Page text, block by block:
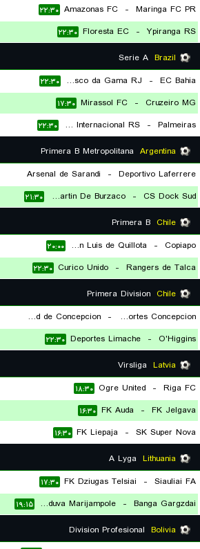
Maringa FC PR
-
Amazonas FC ۲۲:۳۰
Ypiranga RS
-
Floresta EC ۲۲:۳۰
Brazil
EC Bahia
-
Vasco da Gama RJ ۲۲:۳۰
Cruzeiro MG
-
Mirassol FC ۱۷:۳۰
Palmeiras
-
SC Internacional RS ۲۲:۳۰
Argentina
Deportivo Laferrere
-
Arsenal de Sarandi
۲۱:۳۰
CS Dock Sud
-
San Martin De Burzaco ۲۱:۳۰
Chile
Copiapo
-
San Luis de Quillota ۲۰:۰۰
Rangers de Talca
-
Curico Unido ۲۲:۳۰
Chile
Deportes Concepcion
-
C.D. Universidad de Concepcion
۲۰:۰۰
O'Higgins
-
Deportes Limache ۲۲:۳۰
Latvia
Riga FC
-
Ogre United ۱۸:۳۰
FK Jelgava
-
FK Auda ۱۶:۳۰
SK Super Nova
-
FK Liepaja ۱۶:۳۰
Lithuania
Siauliai FA
-
FK Dziugas Telsiai ۱۷:۳۰
Banga Gargzdai
-
FK Suduva Marijampole ۱۹:۱۵
Bolivia